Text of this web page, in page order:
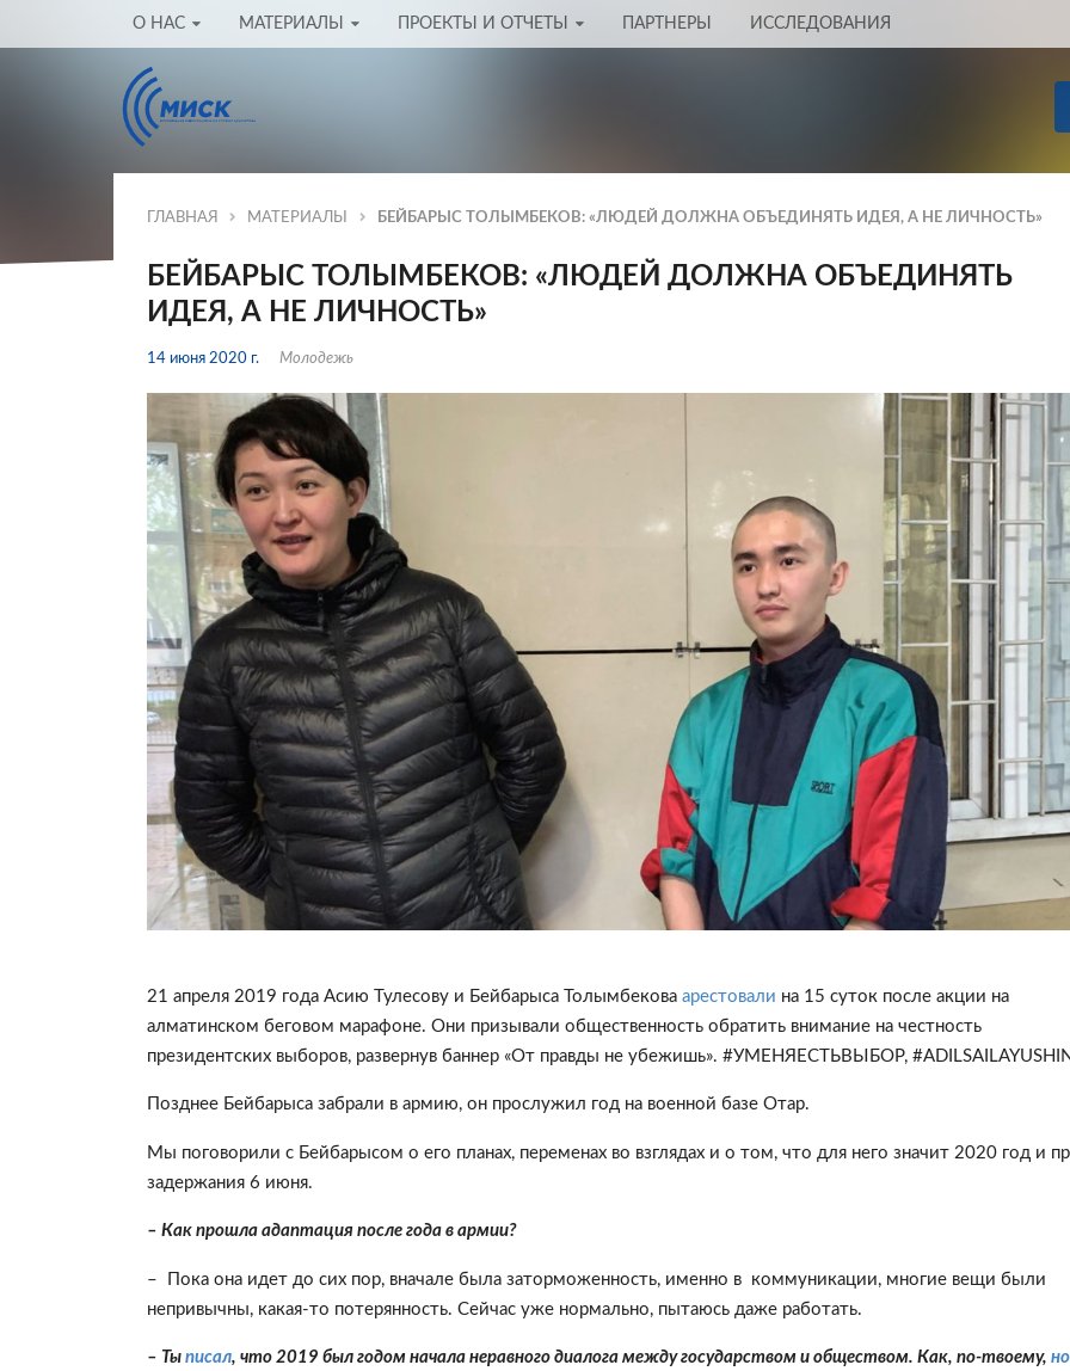
О НАС МАТЕРИАЛЫ ПРОЕКТЫ И ОТЧЕТЫ ПАРТНЕРЫ ИССЛЕДОВАНИЯ
ГЛАВНАЯ МАТЕРИАЛЫ БЕЙБАРЫС ТОЛЫМБЕКОВ: «ЛЮДЕЙ ДОЛЖНА ОБЪЕДИНЯТЬ ИДЕЯ, А НЕ ЛИЧНОСТЬ»
БЕЙБАРЫС ТОЛЫМБЕКОВ: «ЛЮДЕЙ ДОЛЖНА ОБЪЕДИНЯТЬ
ИДЕЯ, А НЕ ЛИЧНОСТЬ»
14 июня 2020 г. Молодежь
21 апреля 2019 года Асию Тулесову и Бейбарыса Толымбекова арестовали на 15 суток после акции на
алматинском беговом марафоне. Они призывали общественность обратить внимание на честность
президентских выборов, развернув баннер «От правды не убежишь». #УМЕНЯЕСТЬВЫБОР,
Позднее Бейбарыса забрали в армию, он прослужил год на военной базе Отар.
Мы поговорили с Бейбарысом о его планах, переменах во взглядах и о том, что для него значит 2020 год и
задержания 6 июня.
– Как прошла адаптация после года в армии?
– Пока она идет до сих пор, вначале была заторможенность, именно в коммуникации, многие вещи были
непривычны, какая-то потерянность. Сейчас уже нормально, пытаюсь даже работать.
– Ты писал, что 2019 был годом начала неравного диалога между государством и обществом. Как, по-твоему,